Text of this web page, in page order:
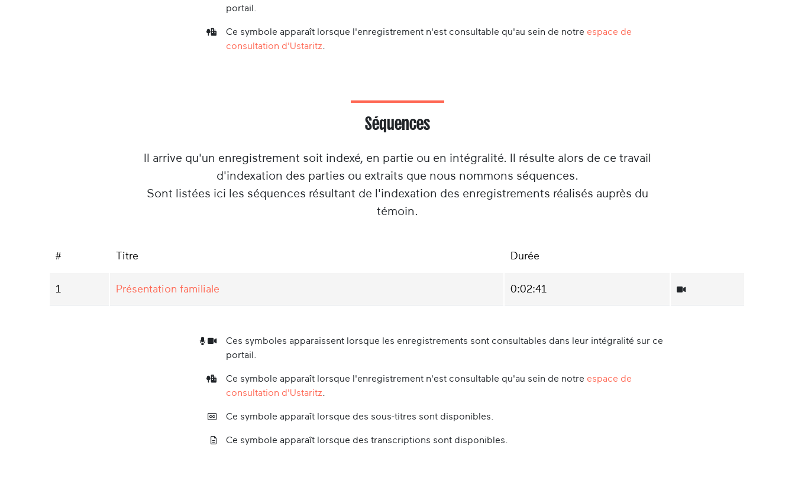
portail.
Ce symbole apparaît lorsque l'enregistrement n'est consultable qu'au sein de notre espace de
consultation d'Ustaritz
Séquences
Il arrive qu'un enregistrement soit indexé, en partie ou en intégralité. Il résulte alors de ce travail
d'indexation des parties ou extraits que nous nommons séquences.
Sont listées ici les séquences résultant de l'indexation des enregistrements réalisés auprès du
témoin.
# Titre Durée
1 Présentation familiale 0:02:41
Ces symboles apparaissent lorsque les enregistrements sont consultables dans leur intégralité sur ce
portail.
Ce symbole apparaît lorsque l'enregistrement n'est consultable qu'au sein de notre espace de
consultation d'Ustaritz
Ce symbole apparaît lorsque des sous-titres sont disponibles.
Ce symbole apparaît lorsque des transcriptions sont disponibles.